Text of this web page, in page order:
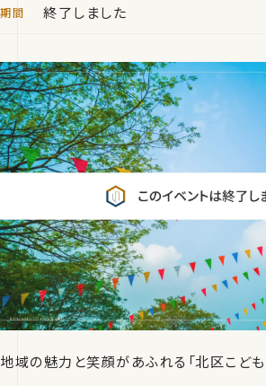
終了しました
地域の魅力と笑顔があふれる「北区こども